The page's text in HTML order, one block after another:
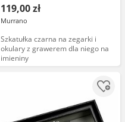
119,00 zł
Murrano
Szkatułka czarna na zegarki i
okulary z grawerem dla niego na
imieniny